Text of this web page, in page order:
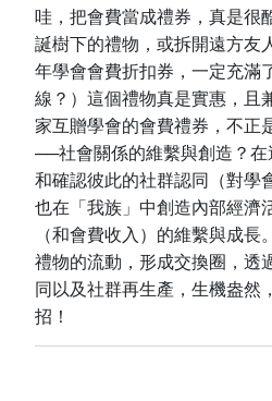
哇，把會費當成禮券，真是很
誕樹下的禮物，或拆開遠方友
年學會會費折扣券，一定充滿
線？）這個禮物真是實惠，且
家互贈學會的會費禮券，不正
──社會關係的維繫與創造？
和確認彼此的社群認同（對學
也在「我族」中創造內部經濟
（和會費收入）的維繫與成
禮物的流動，形成交換圈，透
同以及社群再生產，生機盎然
招！